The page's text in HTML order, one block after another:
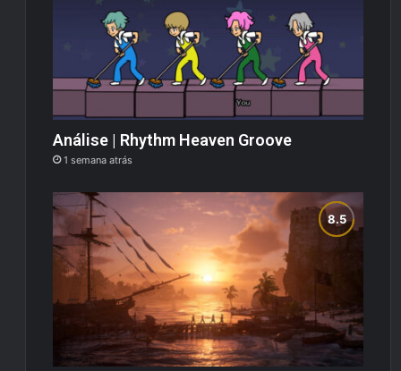
Análise | Rhythm Heaven Groove
1 semana atrás